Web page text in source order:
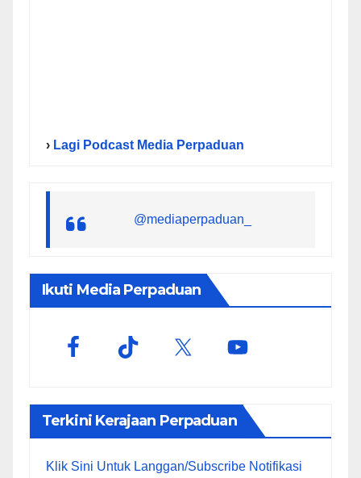
› Lagi Podcast Media Perpaduan
@mediaperpaduan_
Ikuti Media Perpaduan
Terkini Kerajaan Perpaduan
Klik Sini Untuk Langgan/Subscribe Notifikasi